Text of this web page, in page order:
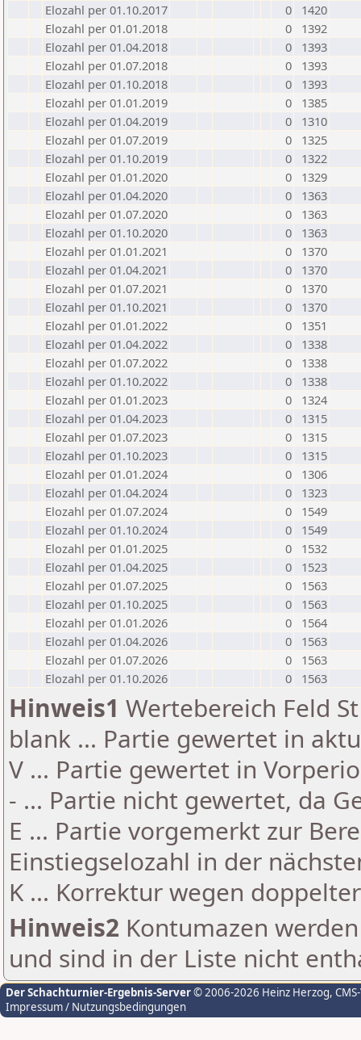
Elozahl per 01.10.2017
0
1420
Elozahl per 01.01.2018
0
1392
Elozahl per 01.04.2018
0
1393
Elozahl per 01.07.2018
0
1393
Elozahl per 01.10.2018
0
1393
Elozahl per 01.01.2019
0
1385
Elozahl per 01.04.2019
0
1310
Elozahl per 01.07.2019
0
1325
Elozahl per 01.10.2019
0
1322
Elozahl per 01.01.2020
0
1329
Elozahl per 01.04.2020
0
1363
Elozahl per 01.07.2020
0
1363
Elozahl per 01.10.2020
0
1363
Elozahl per 01.01.2021
0
1370
Elozahl per 01.04.2021
0
1370
Elozahl per 01.07.2021
0
1370
Elozahl per 01.10.2021
0
1370
Elozahl per 01.01.2022
0
1351
Elozahl per 01.04.2022
0
1338
Elozahl per 01.07.2022
0
1338
Elozahl per 01.10.2022
0
1338
Elozahl per 01.01.2023
0
1324
Elozahl per 01.04.2023
0
1315
Elozahl per 01.07.2023
0
1315
Elozahl per 01.10.2023
0
1315
Elozahl per 01.01.2024
0
1306
Elozahl per 01.04.2024
0
1323
Elozahl per 01.07.2024
0
1549
Elozahl per 01.10.2024
0
1549
Elozahl per 01.01.2025
0
1532
Elozahl per 01.04.2025
0
1523
Elozahl per 01.07.2025
0
1563
Elozahl per 01.10.2025
0
1563
Elozahl per 01.01.2026
0
1564
Elozahl per 01.04.2026
0
1563
Elozahl per 01.07.2026
0
1563
Elozahl per 01.10.2026
0 1563
Hinweis1 Wertebereich Feld
blank ... Partie gewertet in
V ... Partie gewertet in
- ... Partie nicht gewertet, da
E ... Partie vorgemerkt zur
Einstiegselozahl in der
K ... Korrektur wegen
Hinweis2 Kontumazen
und sind in der Liste nicht
Der Schachturnier-Ergebnis-Server© 2006-2026 Heinz Herzog,
Impressum / Nutzungsbedingungen